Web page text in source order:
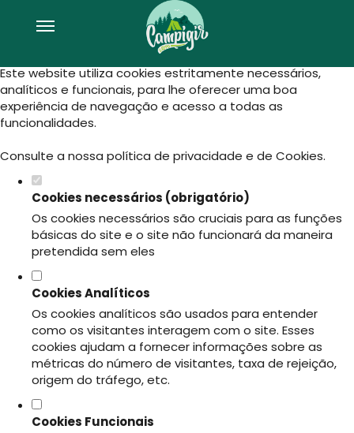
Defina as suas preferências de
cookies para este website.
Este website utiliza cookies estritamente necessários,
analíticos e funcionais, para lhe oferecer uma boa
experiência de navegação e acesso a todas as
funcionalidades.
Consulte a nossa política de privacidade e de Cookies.
Cookies necessários (obrigatório)
Os cookies necessários são cruciais para as funções
básicas do site e o site não funcionará da maneira
pretendida sem eles
Cookies Analíticos
Os cookies analíticos são usados para entender
como os visitantes interagem com o site. Esses
cookies ajudam a fornecer informações sobre as
métricas do número de visitantes, taxa de rejeição,
origem do tráfego, etc.
Cookies Funcionais